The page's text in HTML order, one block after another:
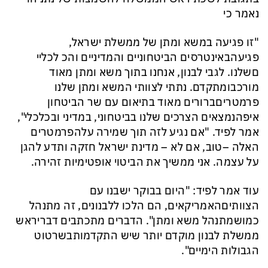
נאמר כי
"זו פגיעה במשא ומתן של ממשלת ישראל,
פגיעהבאינטרסים הביטחוניים והמדיניים והכ לכליי
םשלנו. לגבי לבנון, אנחנו בתוך משא ומתן מאוד
מורכבומתקדם. נתתי לצוותי המשא ומתן שלנו
פרמטריםברורים מאודבתיאום עם שר הביטחון
איפהנמצאים הצרכים שלנו בביטחוני, במדיני ובכלכלי",
אמר לפיד. "אם נגיעלזה תוך שמירה עלהפרמטרים
האלה –טוב, אם לא – מדינת ישראל חזקה ותדעלהגן
על עצמה. אני ממשיך את הביטוי אופטימיות זהירה.
עוד אמרלפיד: "היום בבוקר ישבנו עם
הצוותיםהאמריקאים, הם הלכו ללבנונים,זה מתנהל
כמושמתנהל משא ומתן". הדברים מתכתבים דבריראש
ממשלת לבנון מוקדם יותר שיש התקדמותבשרטוט
הגבולות הימיים".